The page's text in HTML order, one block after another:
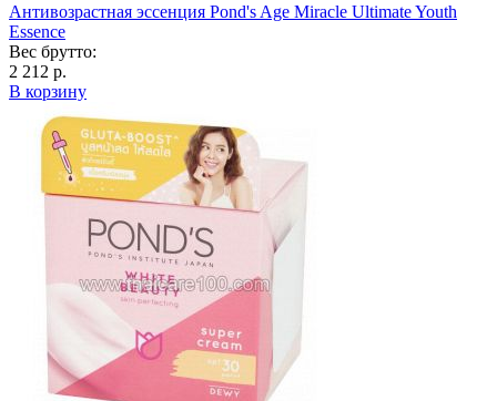
Антивозрастная эссенция Pond's Age Miracle Ultimate Youth
Essence
Вес брутто:
2 212 р.
В корзину